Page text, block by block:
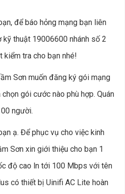
để báo hỏng mạng bạn liên
thuật 19006600 nhánh số 2
kiểm tra cho bạn nhé!
Sơn muốn đăng ký gói mạng
gói cước nào phù hợp. Quán
người.
ạ. Để phục vụ cho việc kinh
Sơn xin giới thiệu cho bạn 1
độ cao ln tới 100 Mbps với tên
có thiết bị Uinifi AC Lite hoàn